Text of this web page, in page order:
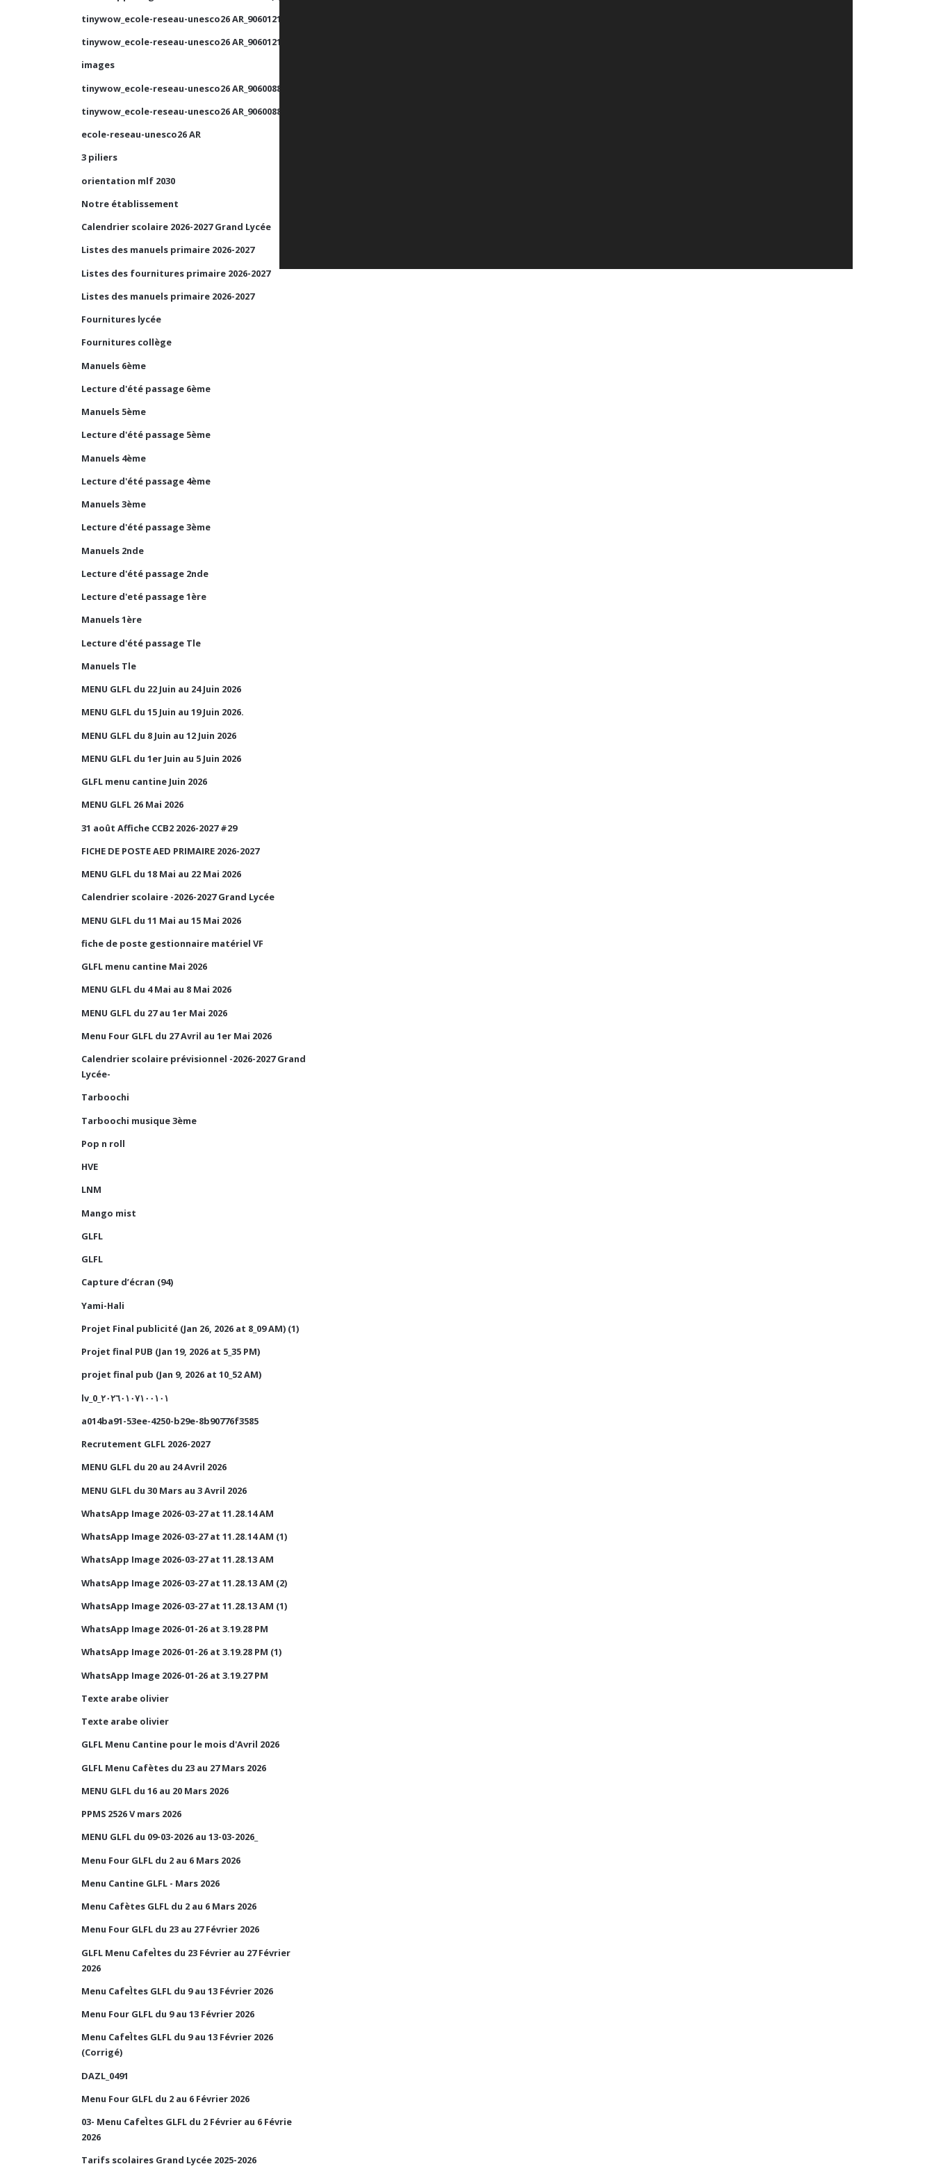
tinywow_ecole-reseau-unesco26 AR_90601210_1
tinywow_ecole-reseau-unesco26 AR_90601210_2
images
tinywow_ecole-reseau-unesco26 AR_90600884_2
tinywow_ecole-reseau-unesco26 AR_90600884_1
ecole-reseau-unesco26 AR
3 piliers
orientation mlf 2030
Notre établissement
Calendrier scolaire 2026-2027 Grand Lycée
Listes des manuels primaire 2026-2027
Listes des fournitures primaire 2026-2027
Listes des manuels primaire 2026-2027
Fournitures lycée
Fournitures collège
Manuels 6ème
Lecture d'été passage 6ème
Manuels 5ème
Lecture d'été passage 5ème
Manuels 4ème
Lecture d'été passage 4ème
Manuels 3ème
Lecture d'été passage 3ème
Manuels 2nde
Lecture d'été passage 2nde
Lecture d'eté passage 1ère
Manuels 1ère
Lecture d'été passage Tle
Manuels Tle
MENU GLFL du 22 Juin au 24 Juin 2026
MENU GLFL du 15 Juin au 19 Juin 2026.
MENU GLFL du 8 Juin au 12 Juin 2026
MENU GLFL du 1er Juin au 5 Juin 2026
GLFL menu cantine Juin 2026
MENU GLFL 26 Mai 2026
31 août Affiche CCB2 2026-2027 #29
FICHE DE POSTE AED PRIMAIRE 2026-2027
MENU GLFL du 18 Mai au 22 Mai 2026
Calendrier scolaire -2026-2027 Grand Lycée
MENU GLFL du 11 Mai au 15 Mai 2026
fiche de poste gestionnaire matériel VF
GLFL menu cantine Mai 2026
MENU GLFL du 4 Mai au 8 Mai 2026
MENU GLFL du 27 au 1er Mai 2026
Menu Four GLFL du 27 Avril au 1er Mai 2026
Calendrier scolaire prévisionnel -2026-2027 Grand
Lycée-
Tarboochi
Tarboochi musique 3ème
Pop n roll
HVE
LNM
Mango mist
GLFL
GLFL
Capture d’écran (94)
Yami-Hali
Projet Final publicité (Jan 26, 2026 at 8_09 AM) (1)
Projet final PUB (Jan 19, 2026 at 5_35 PM)
projet final pub (Jan 9, 2026 at 10_52 AM)
lv_0_٢٠٢٦٠١٠٧١٠٠١٠١
a014ba91-53ee-4250-b29e-8b90776f3585
Recrutement GLFL 2026-2027
MENU GLFL du 20 au 24 Avril 2026
MENU GLFL du 30 Mars au 3 Avril 2026
WhatsApp Image 2026-03-27 at 11.28.14 AM
WhatsApp Image 2026-03-27 at 11.28.14 AM (1)
WhatsApp Image 2026-03-27 at 11.28.13 AM
WhatsApp Image 2026-03-27 at 11.28.13 AM (2)
WhatsApp Image 2026-03-27 at 11.28.13 AM (1)
WhatsApp Image 2026-01-26 at 3.19.28 PM
WhatsApp Image 2026-01-26 at 3.19.28 PM (1)
WhatsApp Image 2026-01-26 at 3.19.27 PM
Texte arabe olivier
Texte arabe olivier
GLFL Menu Cantine pour le mois d'Avril 2026
GLFL Menu Cafètes du 23 au 27 Mars 2026
MENU GLFL du 16 au 20 Mars 2026
PPMS 2526 V mars 2026
MENU GLFL du 09-03-2026 au 13-03-2026_
Menu Four GLFL du 2 au 6 Mars 2026
Menu Cantine GLFL - Mars 2026
Menu Cafètes GLFL du 2 au 6 Mars 2026
Menu Four GLFL du 23 au 27 Février 2026
GLFL Menu CafeÌtes du 23 Février au 27 Février
2026
Menu CafeÌtes GLFL du 9 au 13 Février 2026
Menu Four GLFL du 9 au 13 Février 2026
Menu CafeÌtes GLFL du 9 au 13 Février 2026
(Corrigé)
DAZL_0491
Menu Four GLFL du 2 au 6 Février 2026
03- Menu CafeÌtes GLFL du 2 Février au 6 Févrie
2026
Tarifs scolaires Grand Lycée 2025-2026